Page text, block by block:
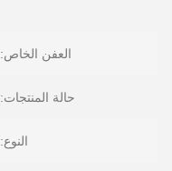
العفن الخاص:
حالة المنتجات:
النوع: